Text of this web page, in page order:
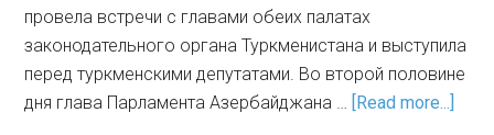
провела встречи с главами обеих палатах
законодательного органа Туркменистана и выступила
перед туркменскими депутатами. Во второй половине
дня глава Парламента Азербайджана … [Read more...]